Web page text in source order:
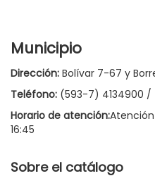
Municipio
Dirección: Bolívar 7-67 y
Teléfono: (593-7) 4134900 /
Horario de atención:
16:45
Sobre el catálogo